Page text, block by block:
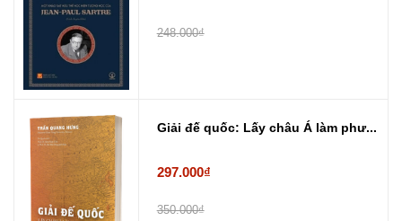
248.000₫
Giải đế quốc: Lấy châu Á làm phư...
297.000₫
350.000₫